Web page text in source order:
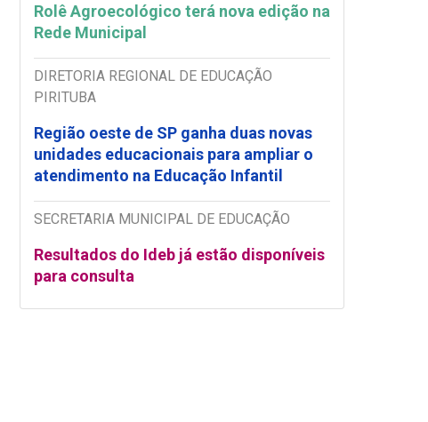
Rolê Agroecológico terá nova edição na
Rede Municipal
DIRETORIA REGIONAL DE EDUCAÇÃO
PIRITUBA
Região oeste de SP ganha duas novas
unidades educacionais para ampliar o
atendimento na Educação Infantil
SECRETARIA MUNICIPAL DE EDUCAÇÃO
Resultados do Ideb já estão disponíveis
para consulta